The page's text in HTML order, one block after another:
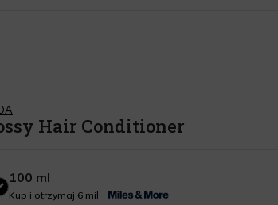
Hair Conditioner
ml
100 ml
Kup i otrzymaj 6 mil